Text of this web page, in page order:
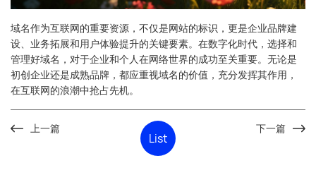
域名作为互联网的重要资源，不仅是网站的标识，更是企业品牌建
设、业务拓展和用户体验提升的关键要素。在数字化时代，选择和
管理好域名，对于企业和个人在网络世界的成功至关重要。无论是
初创企业还是成熟品牌，都应重视域名的价值，充分发挥其作用，
在互联网的浪潮中抢占先机。
上一篇
List
下一篇